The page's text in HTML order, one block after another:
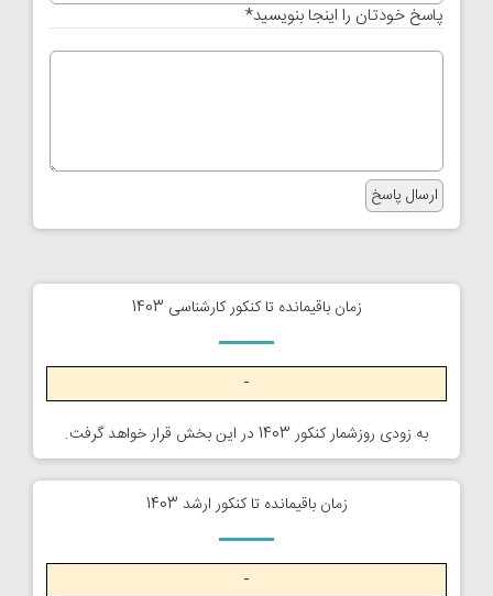
پاسخ خودتان را اینجا بنویسید*
زمان باقیمانده تا کنکور کارشناسی 1403
-
به زودی روزشمار کنکور 1403 در این بخش قرار خواهد گرفت.
زمان باقیمانده تا کنکور ارشد 1403
-